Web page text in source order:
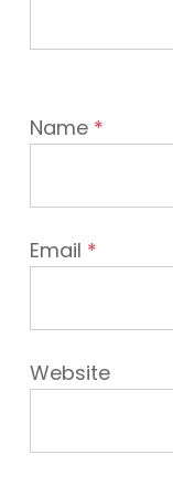
Name *
Email *
Website